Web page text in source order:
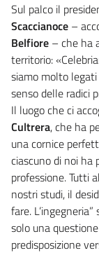
Sul palco il
Scaccianoce –
Belfiore – che ha
territorio:
siamo molto
senso delle radici
Il luogo che ci
Cultrera, che ha
una cornice
ciascuno di noi ha
professione. Tutti
nostri studi, il
fare.
solo una
predisposizione